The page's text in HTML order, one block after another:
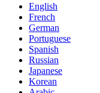
English
French
German
Portuguese
Spanish
Russian
Japanese
Korean